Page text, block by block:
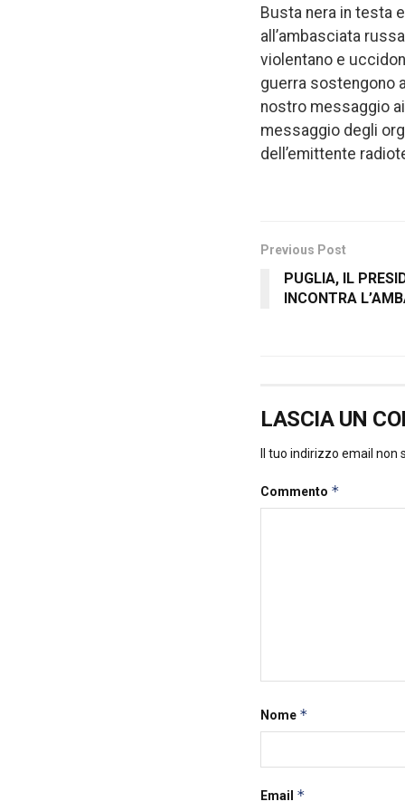
Busta nera in testa
all’ambasciata
violentano e
guerra sostengono
nostro messaggio
messaggio degli
dell’emittente
Previous Post
PUGLIA, IL
INCONTRA
LASCIA UN
Il tuo indirizzo email non
Commento *
Nome *
Email *